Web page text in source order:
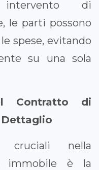
di
le parti possono
spese, evitando
su una sola
Contratto di
Dettaglio
nella
immobile è la